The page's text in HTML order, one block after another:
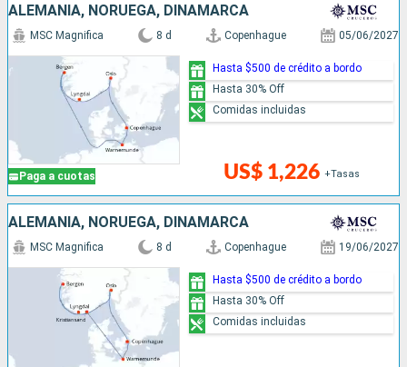
ALEMANIA, NORUEGA, DINAMARCA
Paga a cuotas
MSC Magnifica 8 d Copenhague 05/06/2027
US$ 1,226 +Tasas
Hasta $500 de crédito a bordo
Hasta 30% Off
Comidas incluidas
ALEMANIA, NORUEGA, DINAMARCA
MSC Magnifica 8 d Copenhague 19/06/2027
Hasta $500 de crédito a bordo
Hasta 30% Off
Comidas incluidas